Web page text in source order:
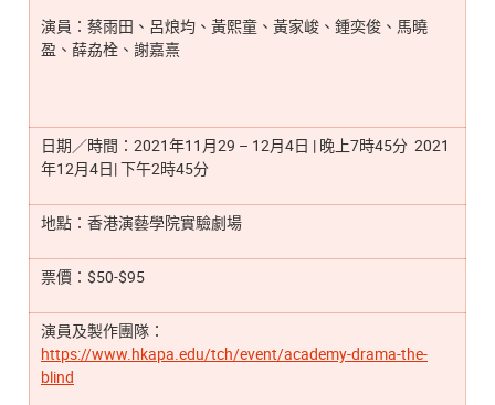
演員：蔡雨田、呂烺均、黃熙童、黃家峻、鍾奕俊、馬曉
盈、薛劦栓、謝嘉熹
日期／時間：2021年11月29 – 12月4日 | 晚上7時45分 2021
年12月4日| 下午2時45分
地點：香港演藝學院實驗劇場
票價：$50-$95
演員及製作團隊：
https://www.hkapa.edu/tch/event/academy-drama-the-
blind